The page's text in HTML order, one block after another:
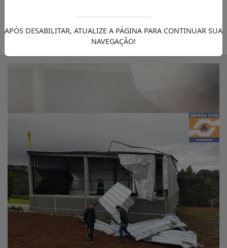
APÓS DESABILITAR, ATUALIZE A PÁGINA PARA CONTINUAR SUA
NAVEGAÇÃO!